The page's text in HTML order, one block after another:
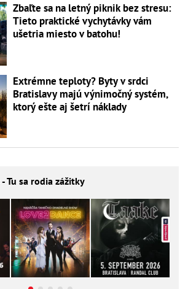
Zbaľte sa na letný piknik bez stresu:
Tieto praktické vychytávky vám
ušetria miesto v batohu!
Extrémne teploty? Byty v srdci
Bratislavy majú výnimočný systém,
ktorý ešte aj šetrí náklady
- Tu sa rodia zážitky